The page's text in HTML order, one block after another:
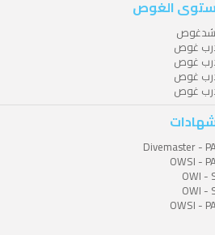
الغوص
غوص
غوص
غوص
غوص
Divemaster -
OWSI -
OWI -
OWI -
OWSI -